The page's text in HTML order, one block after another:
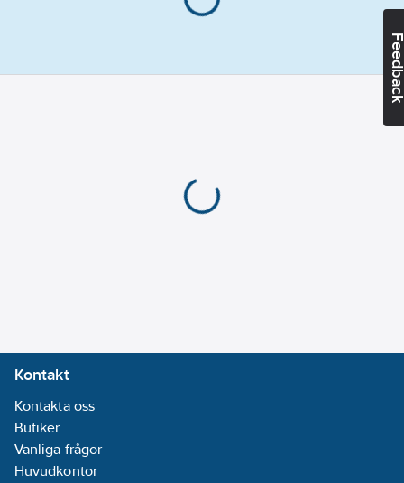
Kontakt
Kontakta oss
Butiker
Vanliga frågor
Huvudkontor